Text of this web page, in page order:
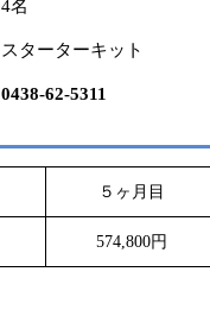
4名
スターターキット
0438-62-5311
５ヶ月目
574,800円